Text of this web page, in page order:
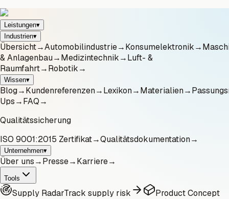
Leistungen▾
Industrien▾
Übersicht→Automobilindustrie→Konsumelektronik→
& Anlagenbau→Medizintechnik→Luft- &
Raumfahrt→Robotik→
Wissen▾
Blog→Kundenreferenzen→Lexikon→Materialien→
Ups→FAQ→
Qualitätssicherung
ISO 9001:2015 Zertifikat→Qualitätsdokumentation→
Unternehmen▾
Über uns→Presse→Karriere→
Tools
Supply RadarTrack supply risk
Product Concept